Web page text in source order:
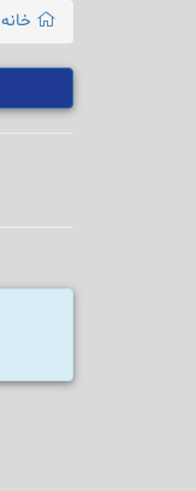
خانه